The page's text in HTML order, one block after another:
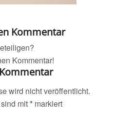
Kommentar
Kommentar!
wird nicht veröffentlicht.
mit*markiert